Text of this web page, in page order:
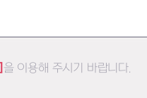
을 이용해 주시기 바랍니다.